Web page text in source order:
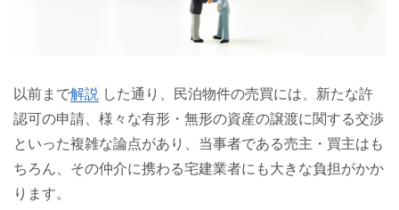
以前まで解説 した通り、民泊物件の売買には、新たな許
認可の申請、様々な有形・無形の資産の譲渡に関する交渉
といった複雑な論点があり、当事者である売主・買主はも
ちろん、その仲介に携わる宅建業者にも大きな負担がかか
ります。